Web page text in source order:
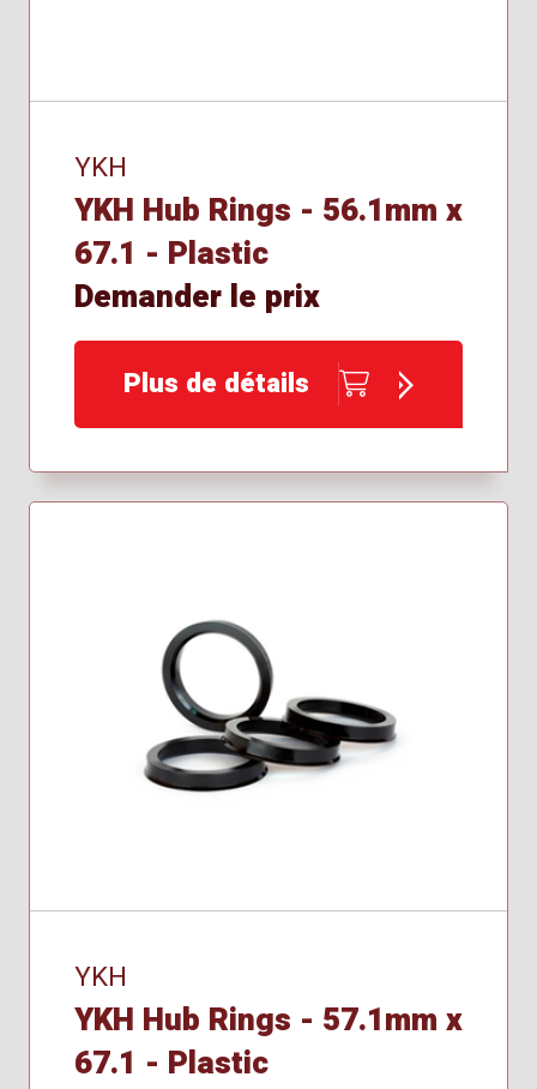
YKH
YKH Hub Rings - 56.1mm x
67.1 - Plastic
Demander le prix
Plus de détails
YKH
YKH Hub Rings - 57.1mm x
67.1 - Plastic